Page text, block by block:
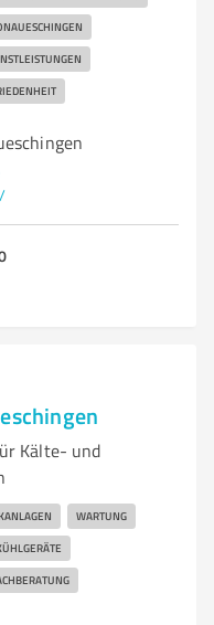
Kälte- und
WARTUNG